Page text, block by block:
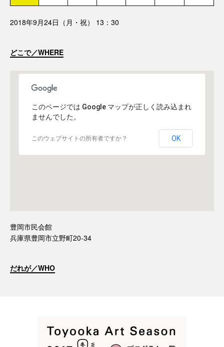
2018年9月24日（月・祝） 13：30
どこで／WHERE
このページでは Google マップが正しく読み込まれ
ませんでした。
このウェブサイトの所有者ですか？ OK
豊岡市民会館
兵庫県豊岡市立野町20-34
だれが／WHO